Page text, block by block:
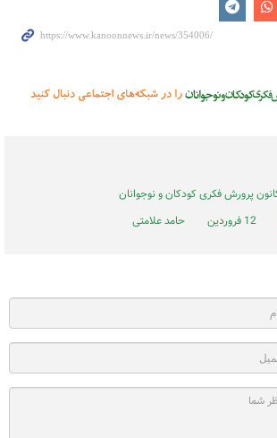
پرورش فکری کودکان و نوجوانان
12 فروردین حامد علامتی